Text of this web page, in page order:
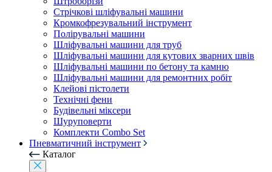
Стрічкові шліфувальні машини
Кромкофрезувальний інструмент
Полірувальні машини
Шліфувальні машини для труб
Шліфувальні машини для кутових зварних швів
Шліфувальні машини по бетону та камню
Шліфувальні машини для ремонтних робіт
Клейові пістолети
Технічні фени
Будівельні міксери
Шуруповерти
Комплекти Combo Set
Пневматичний інструмент
Каталог